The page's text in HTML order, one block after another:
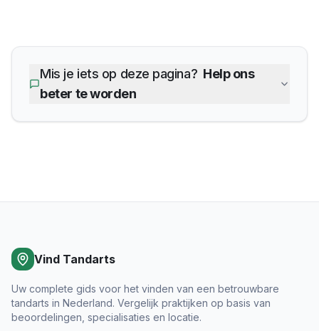
Mis je iets op deze pagina? Help ons
beter te worden
Vind Tandarts
Uw complete gids voor het vinden van een betrouwbare
tandarts in Nederland. Vergelijk praktijken op basis van
beoordelingen, specialisaties en locatie.